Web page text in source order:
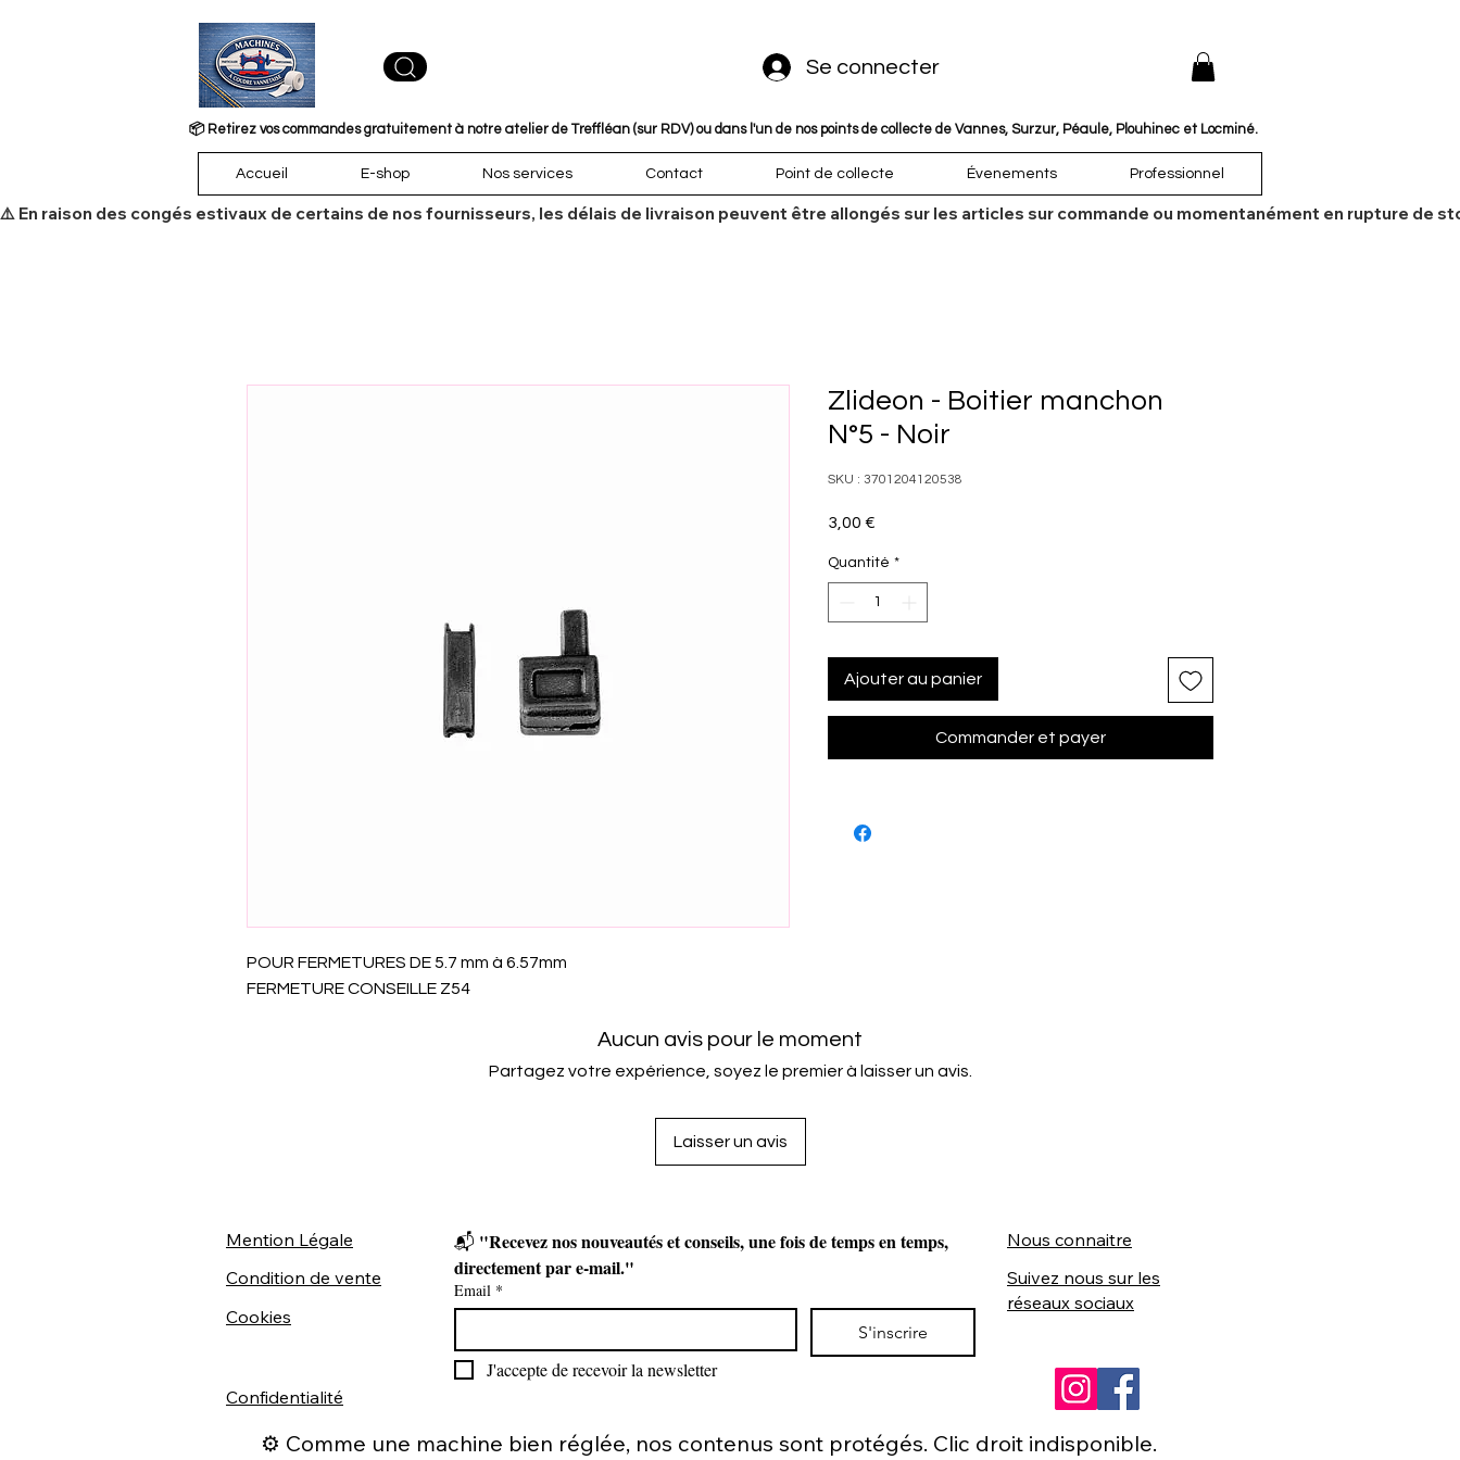
Se connecter
📦 Retirez vos commandes gratuitement à notre atelier de Treffléan (sur RDV) ou dans l'un de nos points de collecte de Vannes, Surzur, Péaule, Plouhinec et Locminé.
Accueil E-shop Nos services Contact Point de collecte Évenements Professionnel
​⚠️ En raison des congés estivaux de certains de nos fournisseurs, les délais de livraison peuvent être allongés sur les articles sur commande ou momentanément en rupture de
POUR FERMETURES DE 5.7 mm à 6.57mm
FERMETURE CONSEILLE Z54
Zlideon - Boitier manchon
N°5 - Noir
SKU : 3701204120538
3,00 €
Quantité *
Ajouter au panier
Commander et payer
Aucun avis pour le moment
Partagez votre expérience, soyez le premier à laisser un avis.
Laisser un avis
Mention Légale
Condition de vente
Cookies
Confidentialité
📬 "Recevez nos nouveautés et conseils, une fois de temps en temps,
directement par e-mail."
Email *
S'inscrire
J'accepte de recevoir la newsletter
Nous connaitre
Suivez nous sur les
réseaux sociaux
⚙️ Comme une machine bien réglée, nos contenus sont protégés. Clic droit indisponible.